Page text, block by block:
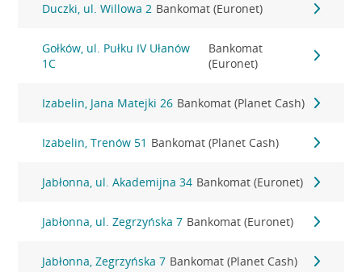
Duczki, ul. Willowa 2 Bankomat (Euronet)
Gołków, ul. Pułku IV Ułanów
1C
Bankomat
(Euronet)
Izabelin, Jana Matejki 26 Bankomat (Planet Cash)
Izabelin, Trenów 51 Bankomat (Planet Cash)
Jabłonna, ul. Akademijna 34 Bankomat (Euronet)
Jabłonna, ul. Zegrzyńska 7 Bankomat (Euronet)
Jabłonna, Zegrzyńska 7 Bankomat (Planet Cash)